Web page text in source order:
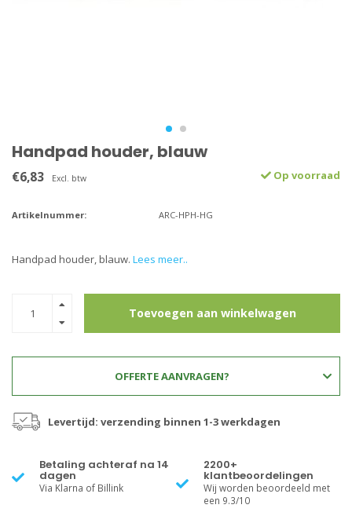
Handpad houder, blauw
€6,83 Excl. btw Op voorraad
Artikelnummer: ARC-HPH-HG
Handpad houder, blauw. Lees meer..
Toevoegen aan winkelwagen
OFFERTE AANVRAGEN?
Levertijd: verzending binnen 1-3 werkdagen
Betaling achteraf na 14
dagen
Via Klarna of Billink
2200+
klantbeoordelingen
Wij worden beoordeeld met
een 9.3/10